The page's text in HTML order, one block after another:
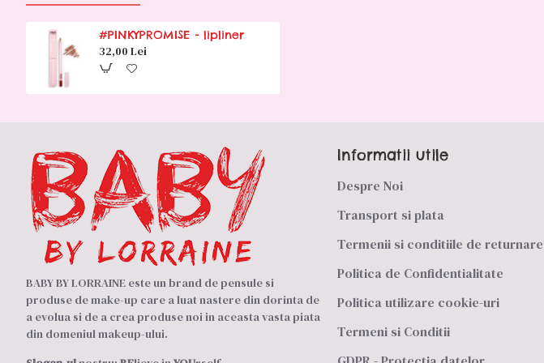
#PINKYPROMISE - lipliner
32,00 Lei
BABY BY LORRAINE este un brand de pensule si
produse de make-up care a luat nastere din dorinta de
a evolua si de a crea produse noi in aceasta vasta piata
din domeniul makeup-ului.
Informatii utile
Despre Noi
Transport si plata
Termenii si conditiile de returnare
Politica de Confidentialitate
Politica utilizare cookie-uri
Termeni si Conditii